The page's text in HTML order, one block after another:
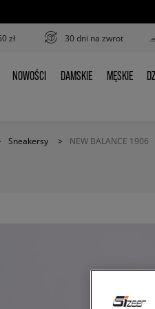
zł 30 dni na zwrot
NOWOŚCI
NOWOŚCI DAMSKIE
DAMSKIE MĘSKIE
MĘSKIE
Sneakersy > NEW BALANCE 1906